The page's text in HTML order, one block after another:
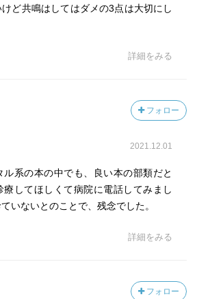
ど共鳴はしてはダメの3点は大切にし
詳細をみる
フォロー
2021.12.01
系の本の中でも、良い本の部類だと
療してほしくて病院に電話してみまし
いないとのことで、残念でした。
詳細をみる
フォロー